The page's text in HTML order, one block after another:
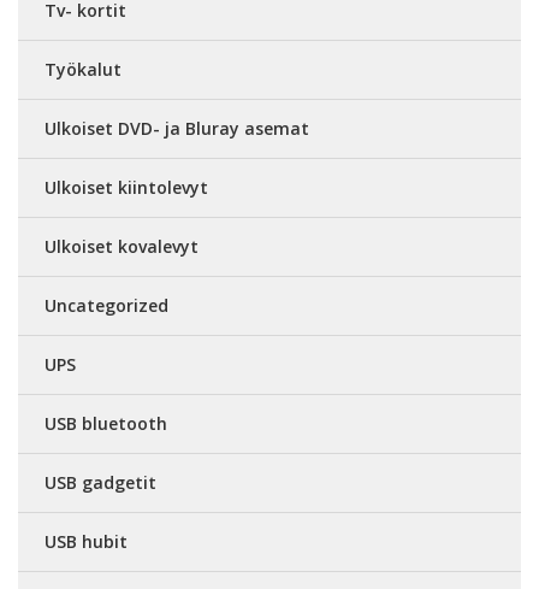
Tv- kortit
Työkalut
Ulkoiset DVD- ja Bluray asemat
Ulkoiset kiintolevyt
Ulkoiset kovalevyt
Uncategorized
UPS
USB bluetooth
USB gadgetit
USB hubit